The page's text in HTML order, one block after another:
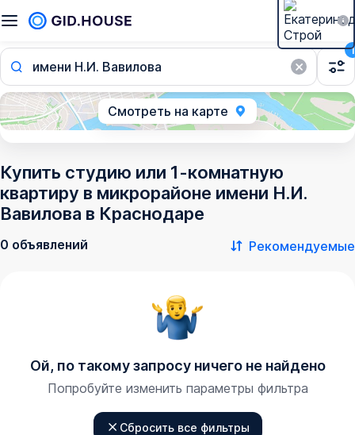
имени Н.И. Вавилова
1
Смотреть на карте
Купить студию или 1-комнатную
квартиру в микрорайоне имени Н.И.
Вавилова в Краснодаре
0 объявлений Рекомендуемые
Ой, по такому запросу ничего не найдено
Попробуйте изменить параметры фильтра
Сбросить все фильтры